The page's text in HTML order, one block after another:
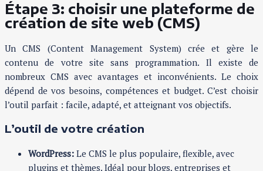
Étape 3: choisir une plateforme de
création de site web (CMS)
Un CMS (Content Management System) crée et gère le
contenu de votre site sans programmation. Il existe de
nombreux CMS avec avantages et inconvénients. Le choix
dépend de vos besoins, compétences et budget. C’est choisir
l’outil parfait : facile, adapté, et atteignant vos objectifs.
L’outil de votre création
WordPress: Le CMS le plus populaire, flexible, avec
plugins et thèmes. Idéal pour blogs, entreprises et